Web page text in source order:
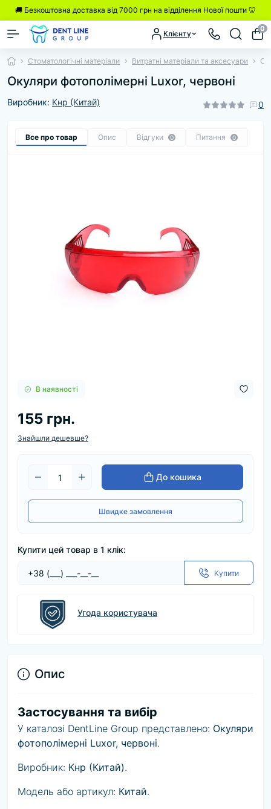
🚚 Безкоштовна доставка від 7000 грн на відділення Нової пошти 🦷
Клієнту
0
Стоматологічні матеріали Витратні матеріали та аксесуари
Окуляри фотополімерні Luxor, червоні
Виробник: Кнр (Китай) 0
Все про товар Опис Відгуки 0 Питання 0
В наявності
155 грн.
Знайшли дешевше?
До кошика
Швидке замовлення
Купити цей товар в 1 клік:
Купити
Угода користувача
Опис
Застосування та вибір
У каталозі DentLine Group представлено: Окуляри
фотополімерні Luxor, червоні.
Виробник: Кнр (Китай).
Модель або артикул: Китай.